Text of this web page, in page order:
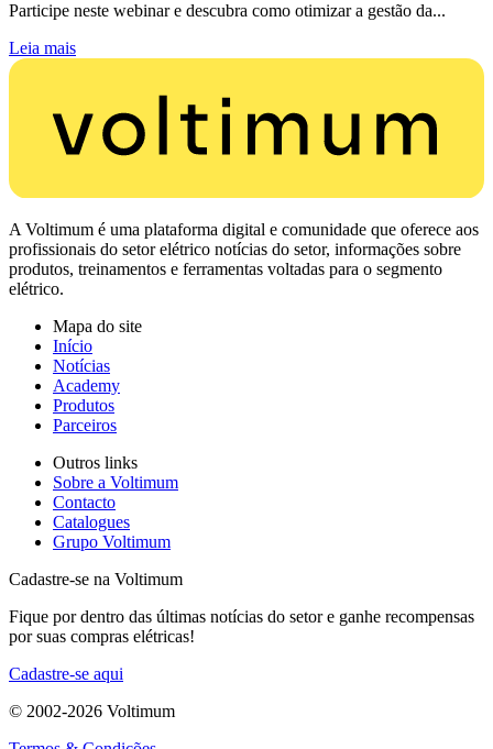
Participe neste webinar e descubra como otimizar a gestão da...
Leia mais
A Voltimum é uma plataforma digital e comunidade que oferece aos
profissionais do setor elétrico notícias do setor, informações sobre
produtos, treinamentos e ferramentas voltadas para o segmento
elétrico.
Mapa do site
Início
Notícias
Academy
Produtos
Parceiros
Outros links
Sobre a Voltimum
Contacto
Catalogues
Grupo Voltimum
Cadastre-se na Voltimum
Fique por dentro das últimas notícias do setor e ganhe recompensas
por suas compras elétricas!
Cadastre-se aqui
© 2002-2026 Voltimum